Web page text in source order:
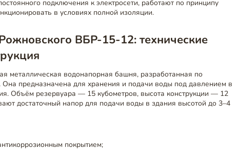
подключения к электросети, работают по принципу
в условиях полной изоляции.
ВБР-15-12: технические
металлическая водонапорная башня, разработанная по
предназначена для хранения и подачи воды под давлением в
Объём резервуара — 15 кубометров, высота конструкции — 12
достаточный напор для подачи воды в здания высотой до 3–4
покрытием;